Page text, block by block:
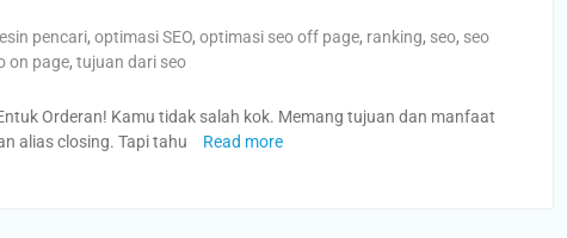
pencari, optimasi SEO, optimasi seo off page, ranking, seo, seo
on page, tujuan dari seo
Orderan! Kamu tidak salah kok. Memang tujuan dan manfaat
alias closing. Tapi tahu
Read more